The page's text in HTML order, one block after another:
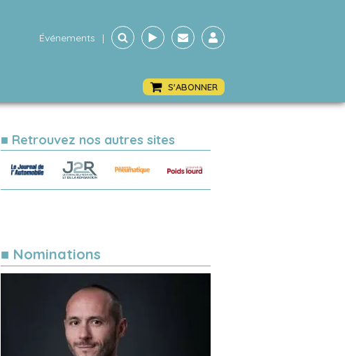
Événements |
S'ABONNER
■ Retrouvez nos autres sites
■ Nominations